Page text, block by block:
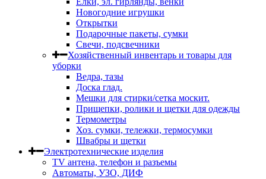
Новогодние игрушки
Открытки
Подарочные пакеты, сумки
Свечи, подсвечники
Хозяйственный инвентарь и товары для
уборки
Ведра, тазы
Доска глад.
Мешки для стирки/сетка москит.
Прищепки, ролики и щетки для одежды
Термометры
Хоз. сумки, тележки, термосумки
Швабры и щетки
Электротехнические изделия
TV aнтена, телефон и разъемы
Автоматы, УЗО, ДИФ